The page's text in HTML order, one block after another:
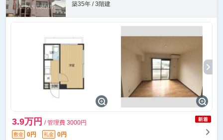
築35年 / 3階建
3.9万円 / 管理費 3000円
敷金 0円 礼金
0円